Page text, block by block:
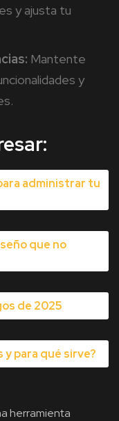
y ajusta tu
Mantente
y
administrar tu
que no
de 2025
y para qué sirve?
herramienta